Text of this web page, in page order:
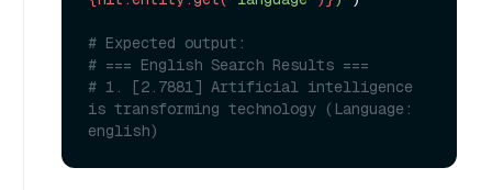
# Expected output:
# === English Search Results ===
# 1. [2.7881] Artificial intelligence
is transforming technology (Language:
english)